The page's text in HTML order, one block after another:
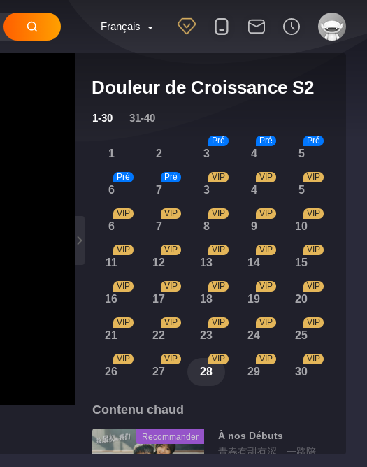
Français
Douleur de Croissance S2
1-30 31-40
1 2 3
Pré
4
Pré
5
Pré
6
Pré
7
Pré
3
VIP
4
VIP
5
VIP
6
VIP
7
VIP
8
VIP
9
VIP
10
VIP
11
VIP
12
VIP
13
VIP
14
VIP
15
VIP
16
VIP
17
VIP
18
VIP
19
VIP
20
VIP
21
VIP
22
VIP
23
VIP
24
VIP
25
VIP
26
VIP
27
VIP
28
VIP
29
VIP
30
VIP
Contenu chaud
Recommander
À nos Débuts
青春有甜有涩，一路陪